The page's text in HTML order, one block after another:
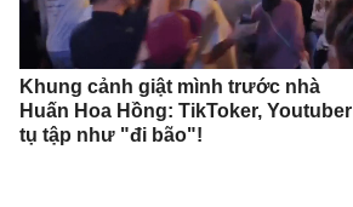
Khung cảnh giật mình trước nhà
Huấn Hoa Hồng: TikToker, Youtuber
tụ tập như "đi bão"!